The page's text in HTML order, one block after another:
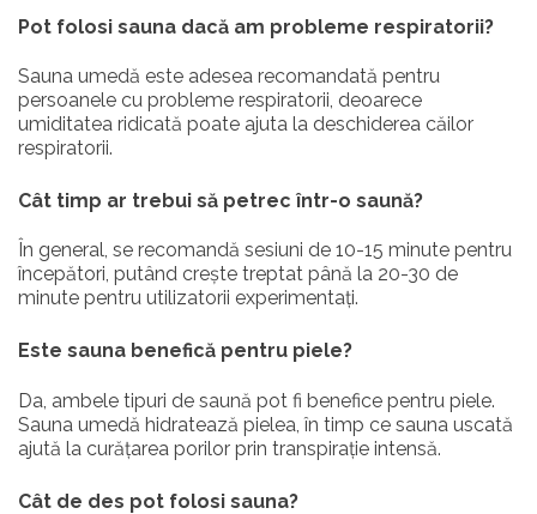
Pot folosi sauna dacă am probleme respiratorii?
Sauna umedă este adesea recomandată pentru
persoanele cu probleme respiratorii, deoarece
umiditatea ridicată poate ajuta la deschiderea căilor
respiratorii.
Cât timp ar trebui să petrec într-o saună?
În general, se recomandă sesiuni de 10-15 minute pentru
începători, putând crește treptat până la 20-30 de
minute pentru utilizatorii experimentați.
Este sauna benefică pentru piele?
Da, ambele tipuri de saună pot fi benefice pentru piele.
Sauna umedă hidratează pielea, în timp ce sauna uscată
ajută la curățarea porilor prin transpirație intensă.
Cât de des pot folosi sauna?